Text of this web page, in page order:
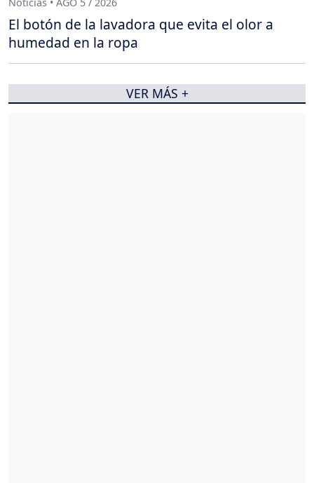
El botón de la lavadora que evita el olor a
humedad en la ropa
VER MÁS +